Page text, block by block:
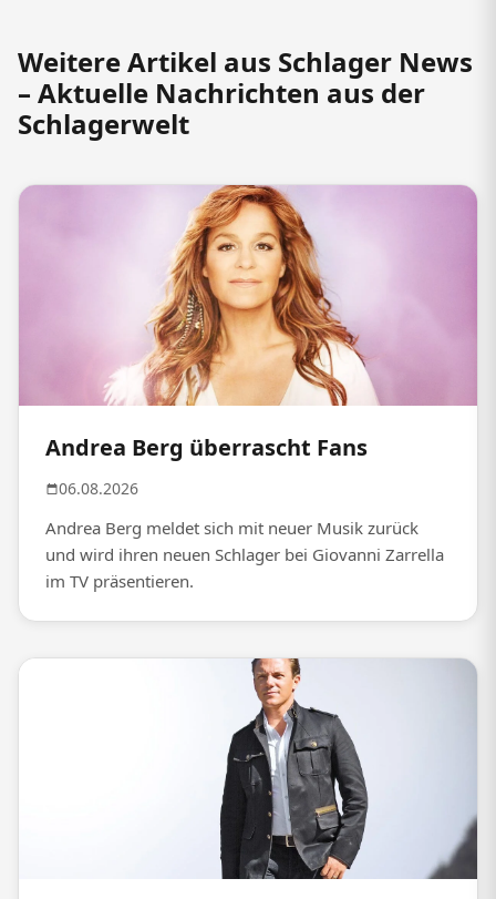
Weitere Artikel aus Schlager News
– Aktuelle Nachrichten aus der
Schlagerwelt
Andrea Berg überrascht Fans
06.08.2026
Andrea Berg meldet sich mit neuer Musik zurück
und wird ihren neuen Schlager bei Giovanni Zarrella
im TV präsentieren.